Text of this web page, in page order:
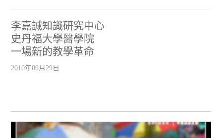
李嘉誠知識研究中心
史丹福大學醫學院
一場新的教學革命
2010年09月29日